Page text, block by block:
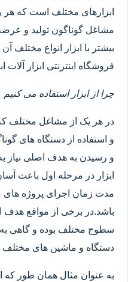
ابزارهای مختلف است که
مشاغل گوناگون تولید و
بیشتر با ابزار انواع مختلف آن
فروشگاه اینترنتی ابزار آلات
چرا از ابزار استفاده می کنیم
در هر یک از مشاغل مختلف
و استفاده از دستگاه های
و رسیدن به هدف اصلی نیاز به
ابزار در مرحله اول باعث
مدت زمان اجرای پروژه
باشد.در برخی از مواقع هدف
سطوح مختلف بوده و گاهی
دستگاه و ماشین های مختلف
به عنوان مثال همان طور که